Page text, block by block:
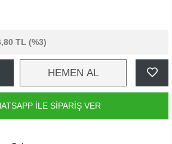
TL (%3)
HEMEN AL
İLE SİPARİŞ VER